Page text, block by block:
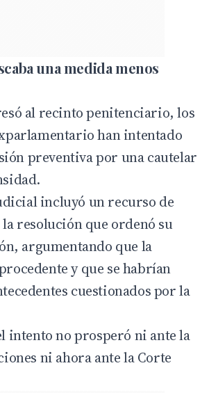
una medida menos
al recinto penitenciario, los
han intentado
preventiva por una cautelar
incluyó un recurso de
resolución que ordenó su
argumentando que la
y que se habrían
cuestionados por la
intento no prosperó ni ante la
ni ahora ante la Corte